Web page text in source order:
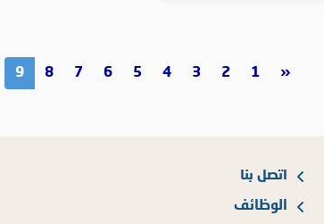
«
1
2
3
4
5
6
7
8
9
اتصل بنا
الوظائف